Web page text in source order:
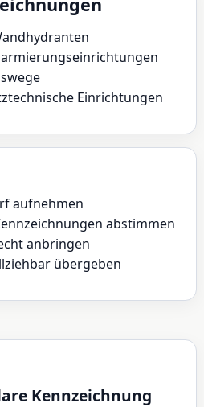
Einrichtungen
aufnehmen
abstimmen
anbringen
übergeben
Kennzeichnung